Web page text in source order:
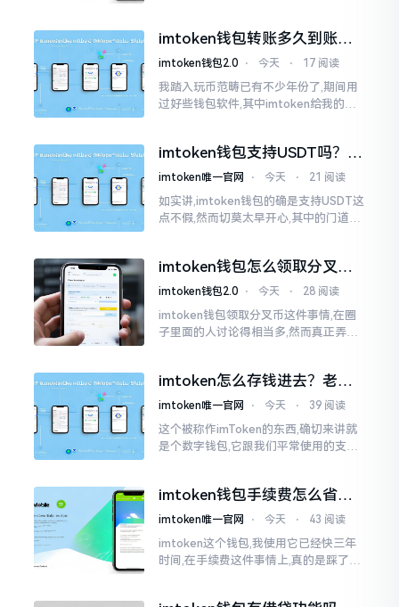
imtoken钱包转账多久到账？
一文说清楚
imtoken钱包2.0 ⋅ 今天 ⋅ 17 阅读
我踏入玩币范畴已有不少年份了,期间用
过好些钱包软件,其中imtoken给我的整
imtoken钱包支持USDT吗？转
账提现全攻略
imtoken唯一官网 ⋅ 今天 ⋅ 21 阅读
如实讲,imtoken钱包的确是支持USDT这
点不假,然而切莫太早开心,其中的门道是
费高得主子心疼
imtoken钱包怎么领取分叉
币？老手教你避坑
imtoken钱包2.0 ⋅ 今天 ⋅ 28 阅读
imtoken钱包领取分叉币这件事情,在圈
子里面的人讨论得相当多,然而真正弄明
imtoken怎么存钱进去？老玩
家教你把钱转进钱包
imtoken唯一官网 ⋅ 今天 ⋅ 39 阅读
这个被称作imToken的东西,确切来讲就
是个数字钱包,它跟我们平常使用的支付
时候都会陷入困惑
imtoken钱包手续费怎么省？
老玩家告诉你几个实在招
imtoken唯一官网 ⋅ 今天 ⋅ 43 阅读
imtoken这个钱包,我使用它已经快三年
时间,在手续费这件事情上,真的是踩了好